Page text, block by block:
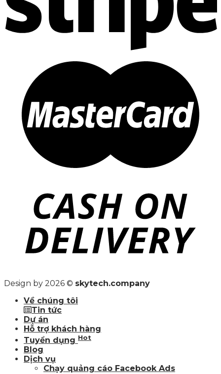
Design by 2026 © skytech.company
Về chúng tôi
Tin tức
Dự án
Hỗ trợ khách hàng
Tuyển dụng Hot
Blog
Dịch vụ
Chạy quảng cáo Facebook Ads